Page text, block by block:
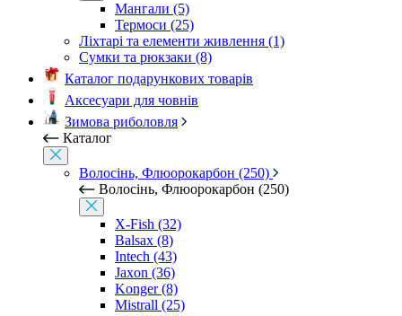
Мангали (5)
Термоси (25)
Ліхтарі та елементи живлення (1)
Сумки та рюкзаки (8)
Каталог подарункових товарів
Аксесуари для човнів
Зимова риболовля
Каталог
Волосінь, Флюорокарбон (250)
Волосінь, Флюорокарбон (250)
X-Fish (32)
Balsax (8)
Intech (43)
Jaxon (36)
Konger (8)
Mistrall (25)